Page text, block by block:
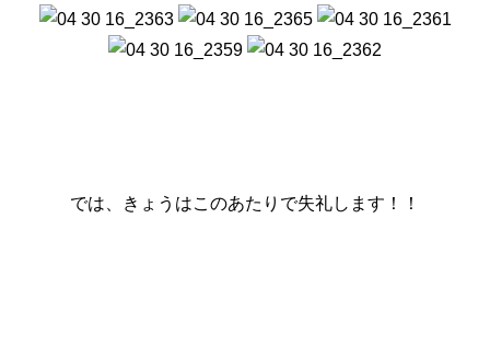
では、きょうはこのあたりで失礼します！！